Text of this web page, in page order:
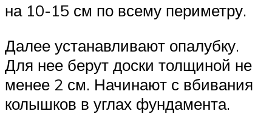
на 10-15 см по всему периметру.
Далее устанавливают опалубку.
Для нее берут доски толщиной не
менее 2 см. Начинают с вбивания
колышков в углах фундамента.